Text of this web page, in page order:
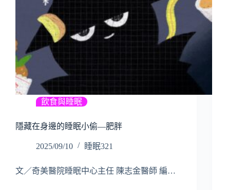
飲食與睡眠
隱藏在身邊的睡眠小偷—肥胖
2025/09/10 睡眠321
文／奇美醫院睡眠中心主任 陳志金醫師 編…